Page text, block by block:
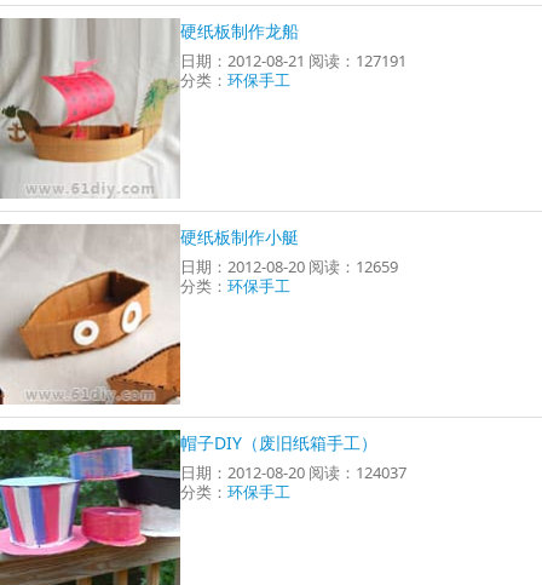
硬纸板制作龙船
日期：2012-08-21 阅读：127191
分类：环保手工
硬纸板制作小艇
日期：2012-08-20 阅读：12659
分类：环保手工
帽子DIY（废旧纸箱手工）
日期：2012-08-20 阅读：124037
分类：环保手工